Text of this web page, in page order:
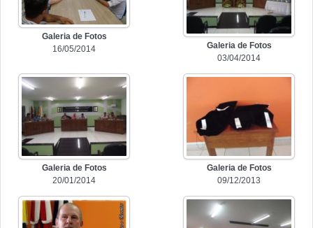
Galeria de Fotos
16/05/2014
Galeria de Fotos
03/04/2014
Galeria de Fotos
20/01/2014
Galeria de Fotos
09/12/2013